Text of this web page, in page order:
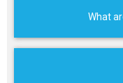
What